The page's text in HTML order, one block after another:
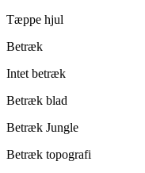
Tæppe hjul
Betræk
Intet betræk
Betræk blad
Betræk Jungle
Betræk topografi